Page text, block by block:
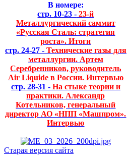
В номере:
стр. 10-23 - 23-й
Металлургический саммит
«Русская Сталь: стратегия
роста». Итоги
стр. 24-27 - Технические газы для
металлургии. Артем
Серебренников, руководитель
Air Liquide в России. Интервью
стр. 28-31 - На стыке теории и
практики. Александр
Котельников, генеральный
директор АО «НПП «Машпром».
Интервью
Старая версия сайта